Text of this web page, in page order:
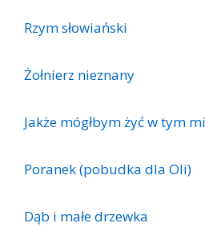
Rzym słowiański
Żołnierz nieznany
Jakże mógłbym żyć w tym
Poranek (pobudka dla Oli)
Dąb i małe drzewka